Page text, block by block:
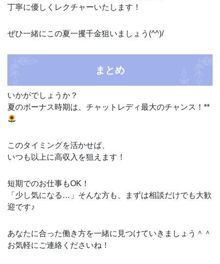
丁寧に優しくレクチャーいたします！
ぜひ一緒にこの夏一攫千金狙いましょう(^^)/
まとめ
いかがでしょうか？
夏のボーナス時期は、チャットレディ最大のチャンス！**
このタイミングを活かせば、
いつも以上に高収入を狙えます！
短期でのお仕事もOK！
「少し気になる…」そんな方も、まずは相談だけでも大歓
迎です♪
あなたに合った働き方を一緒に見つけていきましょう＾＾
お気軽にご連絡くださいね！